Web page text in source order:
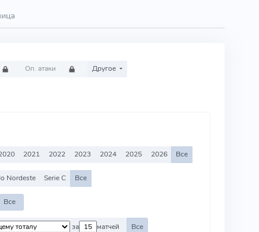
Оп. атаки Другое
2021 2022 2023 2024 2025 2026 Все
Nordeste Serie C Все
Все
за матчей Все